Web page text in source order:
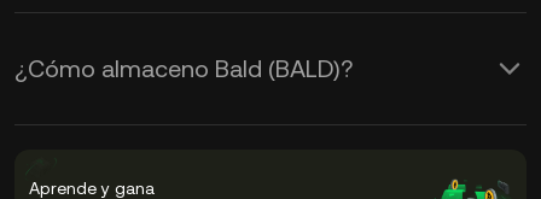
¿Cómo almaceno Bald (BALD)?
Aprende y gana